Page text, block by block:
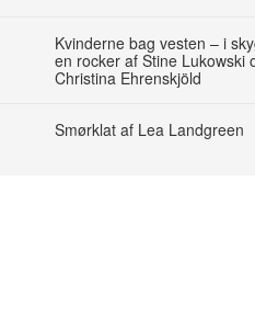
Kvinderne bag vesten – i
en rocker af Stine Lukowski
Christina Ehrenskjöld
Smørklat af Lea Landgreen